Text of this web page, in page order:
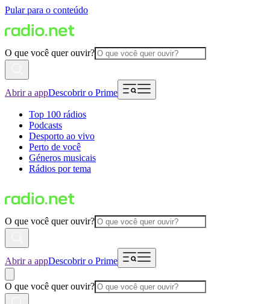
Pular para o conteúdo
O que você quer ouvir?
Abrir a appDescobrir o Prime
Top 100 rádios
Podcasts
Desporto ao vivo
Perto de você
Géneros musicais
Rádios por tema
O que você quer ouvir?
Abrir a appDescobrir o Prime
O que você quer ouvir?